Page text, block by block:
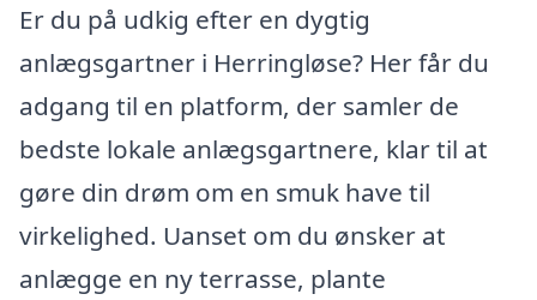
Er du på udkig efter en dygtig
anlægsgartner i Herringløse? Her får du
adgang til en platform, der samler de
bedste lokale anlægsgartnere, klar til at
gøre din drøm om en smuk have til
virkelighed. Uanset om du ønsker at
anlægge en ny terrasse, plante